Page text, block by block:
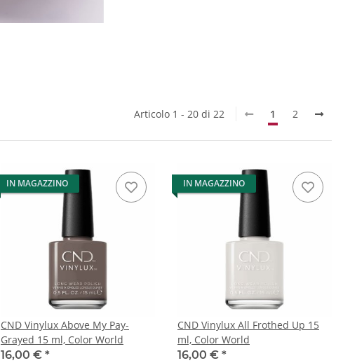
Articolo 1 - 20 di 22 1 2
IN MAGAZZINO
CND Vinylux Above My Pay-
Grayed 15 ml, Color World
16,00 € *
IN MAGAZZINO
CND Vinylux All Frothed Up 15
ml, Color World
16,00 € *